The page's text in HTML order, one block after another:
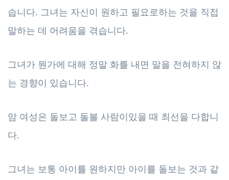
습니다. 그녀는 자신이 원하고 필요로하는 것을 직접
말하는 데 어려움을 겪습니다.
그녀가 뭔가에 대해 정말 화를 내면 말을 전혀하지 않
는 경향이 있습니다.
암 여성은 돌보고 돌볼 사람이있을 때 최선을 다합니
다.
그녀는 보통 아이를 원하지만 아이를 돌보는 것과 같